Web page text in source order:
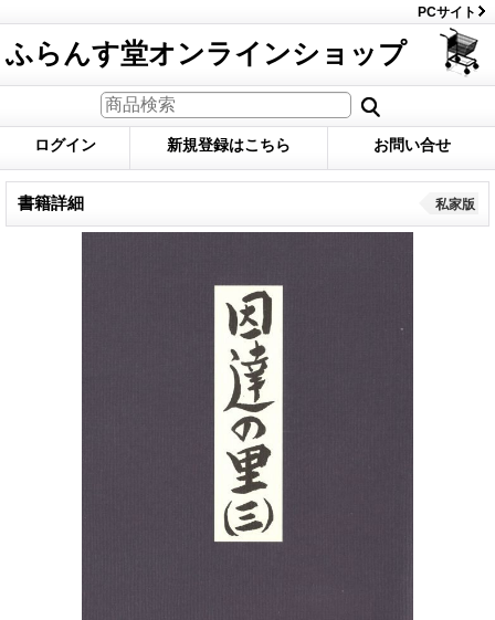
PCサイト
ふらんす堂オンラインショップ
ログイン 新規登録はこちら お問い合せ
書籍詳細 私家版